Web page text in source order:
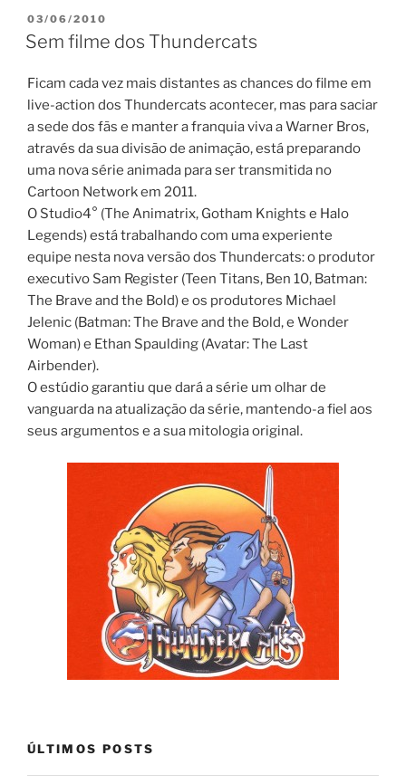
PUBLICADO
EM
03/06/2010
Sem filme dos Thundercats
Ficam cada vez mais distantes as chances do filme em
live-action dos Thundercats acontecer, mas para saciar
a sede dos fãs e manter a franquia viva a Warner Bros,
através da sua divisão de animação, está preparando
uma nova série animada para ser transmitida no
Cartoon Network em 2011.
O Studio4° (The Animatrix, Gotham Knights e Halo
Legends) está trabalhando com uma experiente
equipe nesta nova versão dos Thundercats: o produtor
executivo Sam Register (Teen Titans, Ben 10, Batman:
The Brave and the Bold) e os produtores Michael
Jelenic (Batman: The Brave and the Bold, e Wonder
Woman) e Ethan Spaulding (Avatar: The Last
Airbender).
O estúdio garantiu que dará a série um olhar de
vanguarda na atualização da série, mantendo-a fiel aos
seus argumentos e a sua mitologia original.
ÚLTIMOS POSTS